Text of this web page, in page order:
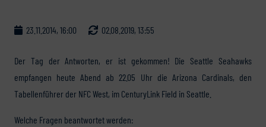
23.11.2014, 16:00 02.08.2019, 13:55
Der Tag der Antworten, er ist gekommen! Die Seattle Seahawks
empfangen heute Abend ab 22.05 Uhr die Arizona Cardinals, den
Tabellenführer der NFC West, im CenturyLink Field in Seattle.
Welche Fragen beantwortet werden: